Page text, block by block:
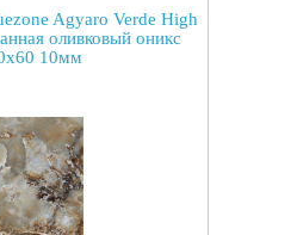
Agyaro Verde High
оливковый оникс
10мм